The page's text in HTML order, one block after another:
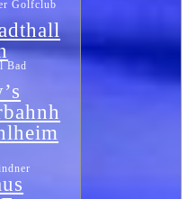
Golfclub
Bad